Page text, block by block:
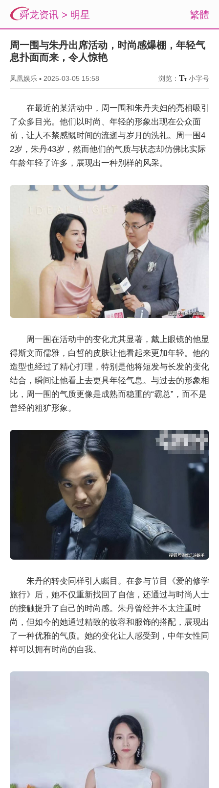
繁體
舜龙资讯 > 明星
周一围与朱丹出席活动，时尚感爆棚，年轻气
息扑面而来，令人惊艳
凤凰娱乐 ▪ 2025-03-05 15:58 浏览： 小字号
在最近的某活动中，周一围和朱丹夫妇的亮相吸引
了众多目光。他们以时尚、年轻的形象出现在公众面
前，让人不禁感慨时间的流逝与岁月的洗礼。周一围4
2岁，朱丹43岁，然而他们的气质与状态却仿佛比实际
年龄年轻了许多，展现出一种别样的风采。
周一围在活动中的变化尤其显著，戴上眼镜的他显
得斯文而儒雅，白皙的皮肤让他看起来更加年轻。他的
造型也经过了精心打理，特别是他将短发与长发的变化
结合，瞬间让他看上去更具年轻气息。与过去的形象相
比，周一围的气质更像是成熟而稳重的“霸总”，而不是
曾经的粗犷形象。
朱丹的转变同样引人瞩目。在参与节目《爱的修学
旅行》后，她不仅重新找回了自信，还通过与时尚人士
的接触提升了自己的时尚感。朱丹曾经并不太注重时
尚，但如今的她通过精致的妆容和服饰的搭配，展现出
了一种优雅的气质。她的变化让人感受到，中年女性同
样可以拥有时尚的自我。